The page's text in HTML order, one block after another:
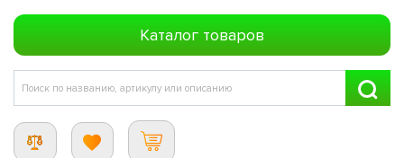
Каталог товаров